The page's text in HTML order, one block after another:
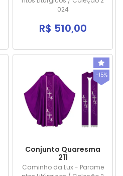
024
R$ 510,00
-15%
Conjunto Quaresma
211
Caminho da Lux - Parame